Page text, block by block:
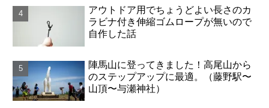
アウトドア用でちょうどよい長さのカ
ラビナ付き伸縮ゴムロープが無いので
自作した話
陣馬山に登ってきました！高尾山から
のステップアップに最適。（藤野駅〜
山頂〜与瀬神社）